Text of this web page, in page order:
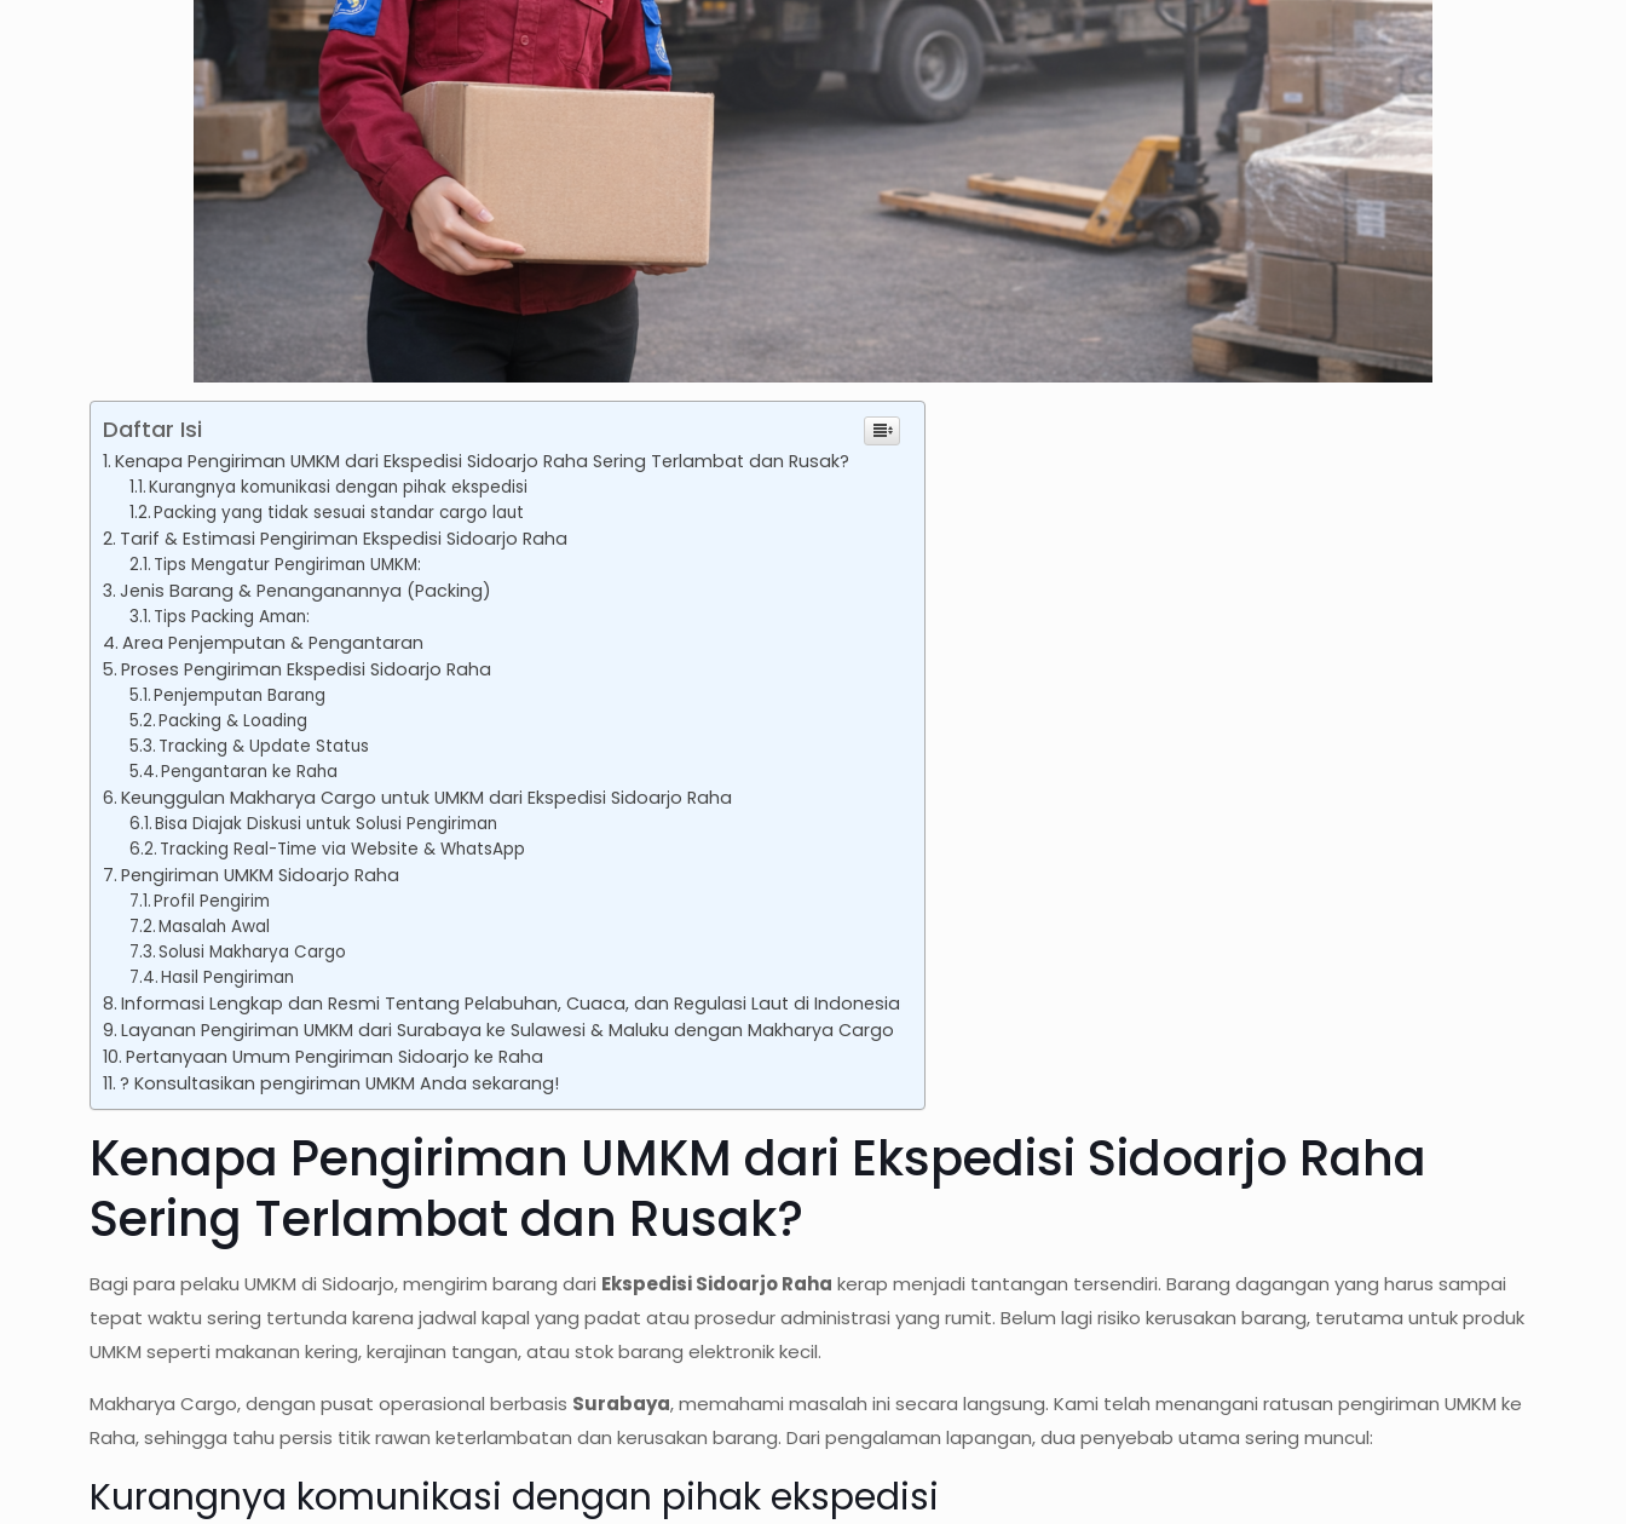
Daftar Isi
Kenapa Pengiriman UMKM dari Ekspedisi Sidoarjo Raha Sering Terlambat dan Rusak?
Kurangnya komunikasi dengan pihak ekspedisi
Packing yang tidak sesuai standar cargo laut
Tarif & Estimasi Pengiriman Ekspedisi Sidoarjo Raha
Tips Mengatur Pengiriman UMKM:
Jenis Barang & Penanganannya (Packing)
Tips Packing Aman:
Area Penjemputan & Pengantaran
Proses Pengiriman Ekspedisi Sidoarjo Raha
Penjemputan Barang
Packing & Loading
Tracking & Update Status
Pengantaran ke Raha
Keunggulan Makharya Cargo untuk UMKM dari Ekspedisi Sidoarjo Raha
Bisa Diajak Diskusi untuk Solusi Pengiriman
Tracking Real-Time via Website & WhatsApp
Pengiriman UMKM Sidoarjo Raha
Profil Pengirim
Masalah Awal
Solusi Makharya Cargo
Hasil Pengiriman
Informasi Lengkap dan Resmi Tentang Pelabuhan, Cuaca, dan Regulasi Laut di Indonesia
Layanan Pengiriman UMKM dari Surabaya ke Sulawesi & Maluku dengan Makharya Cargo
Pertanyaan Umum Pengiriman Sidoarjo ke Raha
? Konsultasikan pengiriman UMKM Anda sekarang!
Kenapa Pengiriman UMKM dari Ekspedisi Sidoarjo Raha
Sering Terlambat dan Rusak?
Bagi para pelaku UMKM di Sidoarjo, mengirim barang dari Ekspedisi Sidoarjo Raha kerap menjadi tantangan tersendiri. Barang dagangan yang harus sampai
tepat waktu sering tertunda karena jadwal kapal yang padat atau prosedur administrasi yang rumit. Belum lagi risiko kerusakan barang, terutama untuk produk
UMKM seperti makanan kering, kerajinan tangan, atau stok barang elektronik kecil.
Makharya Cargo, dengan pusat operasional berbasis Surabaya, memahami masalah ini secara langsung. Kami telah menangani ratusan pengiriman UMKM ke
Raha, sehingga tahu persis titik rawan keterlambatan dan kerusakan barang. Dari pengalaman lapangan, dua penyebab utama sering muncul:
Kurangnya komunikasi dengan pihak ekspedisi